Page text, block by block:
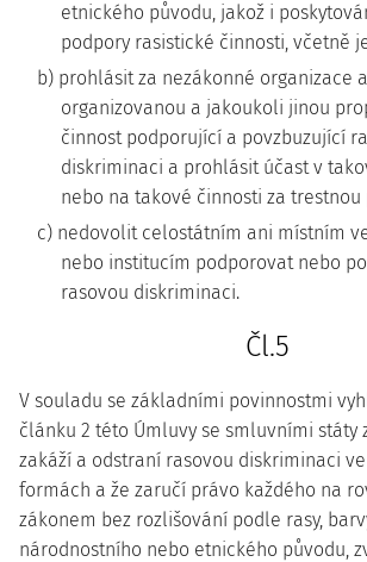
etnického původu, jakož i
podpory rasistické činnosti, včetně
b) prohlásit za nezákonné organizace
organizovanou a jakoukoli jinou
činnost podporující a povzbuzující
diskriminaci a prohlásit účast v
nebo na takové činnosti za trestnou
c) nedovolit celostátním ani místním
nebo institucím podporovat nebo
rasovou diskriminaci.
Čl.5
V souladu se základními povinnostmi
článku 2 této Úmluvy se smluvními státy
zakáží a odstraní rasovou diskriminaci
formách a že zaručí právo každého na
zákonem bez rozlišování podle rasy,
národnostního nebo etnického původu,